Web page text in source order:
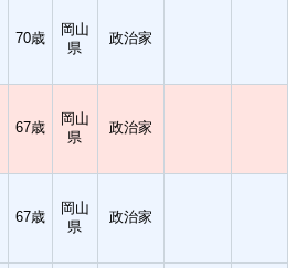
70歳
岡山
県
政治家
67歳
岡山
県
政治家
67歳
岡山
県
政治家